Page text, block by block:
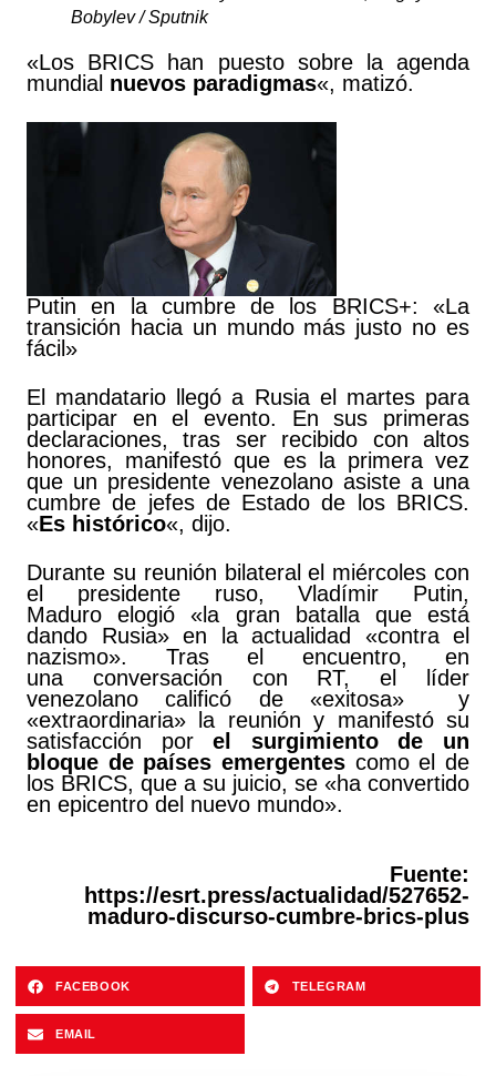
Bobylev/ Sputnik
«Los BRICS han puesto sobre la agenda
mundial nuevos paradigmas«, matizó.
Putin en la cumbre de los BRICS+: «La
transición hacia un mundo más justo no es
fácil»
El mandatario llegó a Rusia el martes para
participar en el evento. En sus primeras
declaraciones, tras ser recibido con altos
honores, manifestó que es la primera vez
que un presidente venezolano asiste a una
cumbre de jefes de Estado de los BRICS.
«Es histórico«, dijo.
Durante su reunión bilateral el miércoles con
el presidente ruso, Vladímir Putin,
Maduro elogió «la gran batalla que está
dando Rusia» en la actualidad «contra el
nazismo». Tras el encuentro, en
una conversación con RT, el líder
venezolano calificó de «exitosa» y
«extraordinaria» la reunión y manifestó su
satisfacción porel surgimiento de un
bloque de países emergentes como el de
los BRICS, que a su juicio, se «ha convertido
en epicentro del nuevo mundo».
Fuente:
https://esrt.press/actualidad/527652-
maduro-discurso-cumbre-brics-plus
FACEBOOK TELEGRAM
EMAIL